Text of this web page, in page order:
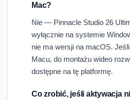
Mac?
Nie — Pinnacle Studio 26
wyłącznie na systemie
nie ma wersji na macOS.
Macu, do montażu wideo
dostępne na tę platformę.
Co zrobić, jeśli aktywacja